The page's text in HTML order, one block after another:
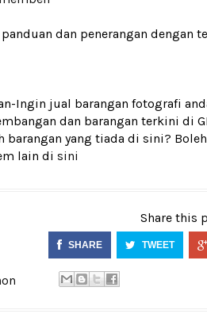
dan penerangan dengan
-Ingin jual barangan fotografi
dan barangan terkini di
barangan yang tiada di sini?
lain di sini
Share this
SHARE TWEET